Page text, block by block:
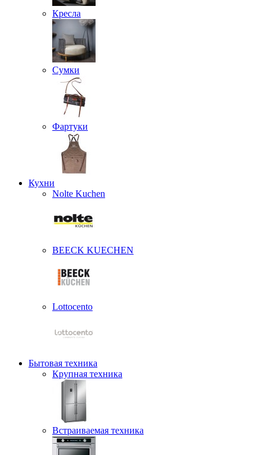
Кресла
Сумки
Фартуки
Кухни
Nolte Kuchen
BEECK KUECHEN
Lottocento
Бытовая техника
Крупная техника
Встраиваемая техника